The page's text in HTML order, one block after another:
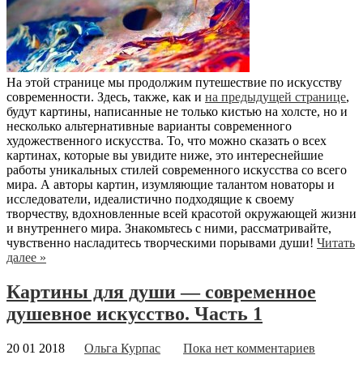
На этой странице мы продолжим путешествие по искусству
современности. Здесь, также, как и на предыдущей странице,
будут картины, написанные не только кистью на холсте, но и
несколько альтернативные варианты современного
художественного искусства. То, что можно сказать о всех
картинах, которые вы увидите ниже, это интереснейшие
работы уникальных стилей современного искусства со всего
мира. А авторы картин, изумляющие талантом новаторы и
исследователи, идеалистично подходящие к своему
творчеству, вдохновленные всей красотой окружающей жизни
и внутреннего мира. Знакомьтесь с ними, рассматривайте,
чувственно насладитесь творческими порывами души! Читать
далее »
Картины для души — современное
душевное искусство. Часть 1
20 01 2018 Ольга Курпас Пока нет комментариев